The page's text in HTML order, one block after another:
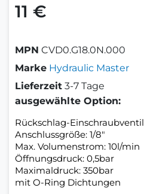
11 €
MPN CVD0.G18.0N.000
Marke Hydraulic Master
Lieferzeit 3-7 Tage
ausgewählte Option:
Rückschlag-Einschraubventil
Anschlussgröße: 1/8"
Max. Volumenstrom: 10l/min
Öffnungsdruck: 0,5bar
Maximaldruck: 350bar
mit O-Ring Dichtungen